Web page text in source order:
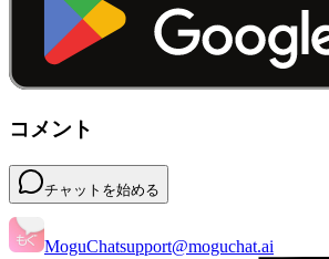
コメント
チャットを始める
MoguChatsupport@moguchat.ai